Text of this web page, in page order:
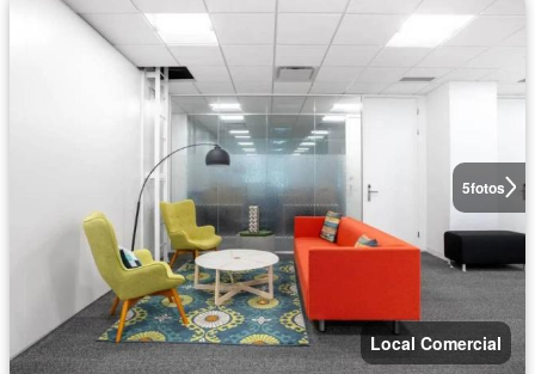
5fotos
Local Comercial